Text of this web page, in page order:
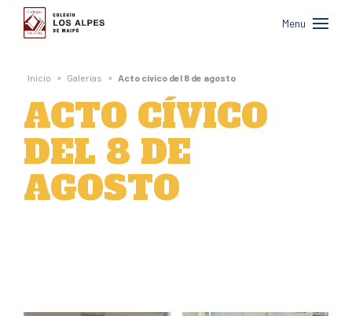
Colegio
Los
Alpes
de
Maipú
Menu
Inicio » Galerías » Acto cívico del 8 de agosto
ACTO CÍVICO
DEL 8 DE
AGOSTO